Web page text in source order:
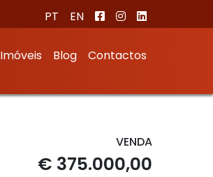
PT EN
Imóveis Blog Contactos
VENDA
€ 375.000,00